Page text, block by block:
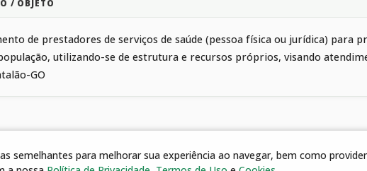
/ OBJETO
de prestadores de serviços de saúde (pessoa física ou jurídica) para
utilizando-se de estrutura e recursos próprios, visando
GO
semelhantes para melhorar sua experiência ao navegar, bem como